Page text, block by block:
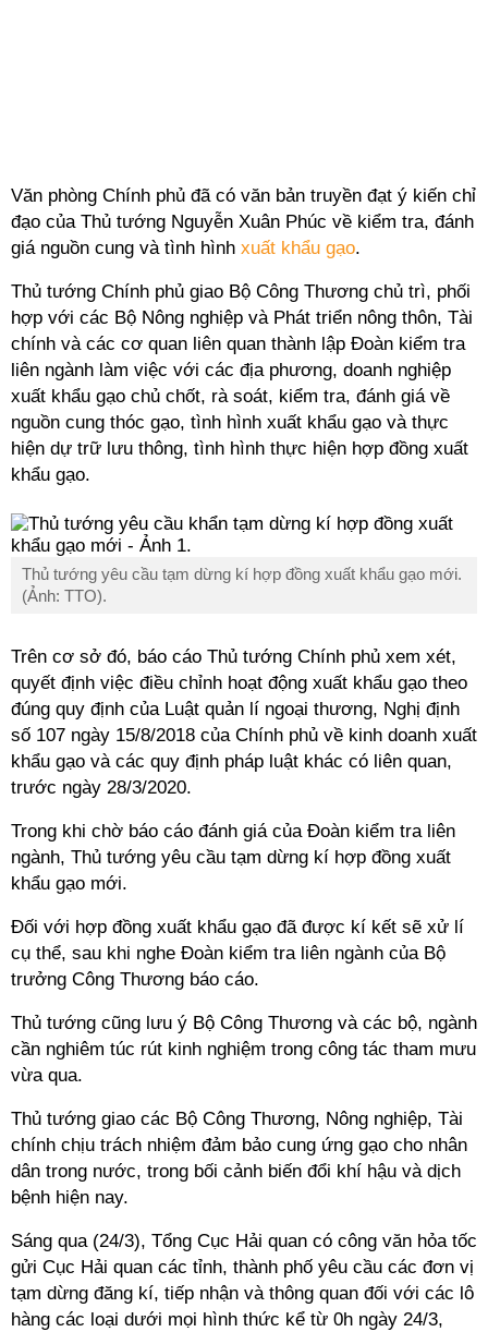
Văn phòng Chính phủ đã có văn bản truyền đạt ý kiến chỉ
đạo của Thủ tướng Nguyễn Xuân Phúc về kiểm tra, đánh
giá nguồn cung và tình hình xuất khẩu gạo.
Thủ tướng Chính phủ giao Bộ Công Thương chủ trì, phối
hợp với các Bộ Nông nghiệp và Phát triển nông thôn, Tài
chính và các cơ quan liên quan thành lập Đoàn kiểm tra
liên ngành làm việc với các địa phương, doanh nghiệp
xuất khẩu gạo chủ chốt, rà soát, kiểm tra, đánh giá về
nguồn cung thóc gạo, tình hình xuất khẩu gạo và thực
hiện dự trữ lưu thông, tình hình thực hiện hợp đồng xuất
khẩu gạo.
Thủ tướng yêu cầu tạm dừng kí hợp đồng xuất khẩu gạo mới.
(Ảnh: TTO).
Trên cơ sở đó, báo cáo Thủ tướng Chính phủ xem xét,
quyết định việc điều chỉnh hoạt động xuất khẩu gạo theo
đúng quy định của Luật quản lí ngoại thương, Nghị định
số 107 ngày 15/8/2018 của Chính phủ về kinh doanh xuất
khẩu gạo và các quy định pháp luật khác có liên quan,
trước ngày 28/3/2020.
Trong khi chờ báo cáo đánh giá của Đoàn kiểm tra liên
ngành, Thủ tướng yêu cầu tạm dừng kí hợp đồng xuất
khẩu gạo mới.
Đối với hợp đồng xuất khẩu gạo đã được kí kết sẽ xử lí
cụ thể, sau khi nghe Đoàn kiểm tra liên ngành của Bộ
trưởng Công Thương báo cáo.
Thủ tướng cũng lưu ý Bộ Công Thương và các bộ, ngành
cần nghiêm túc rút kinh nghiệm trong công tác tham mưu
vừa qua.
Thủ tướng giao các Bộ Công Thương, Nông nghiệp, Tài
chính chịu trách nhiệm đảm bảo cung ứng gạo cho nhân
dân trong nước, trong bối cảnh biến đổi khí hậu và dịch
bệnh hiện nay.
Sáng qua (24/3), Tổng Cục Hải quan có công văn hỏa tốc
gửi Cục Hải quan các tỉnh, thành phố yêu cầu các đơn vị
tạm dừng đăng kí, tiếp nhận và thông quan đối với các lô
hàng các loại dưới mọi hình thức kể từ 0h ngày 24/3,